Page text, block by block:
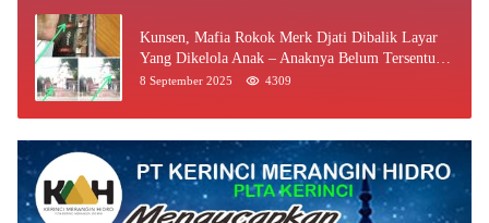
Kunsen, Mafia Rokok Merk Djati Dibalik Layar
Yang Dikelola Anak – Anaknya Belum Tersentuh
Bea Cukai Jambi
8 September 2025 4309